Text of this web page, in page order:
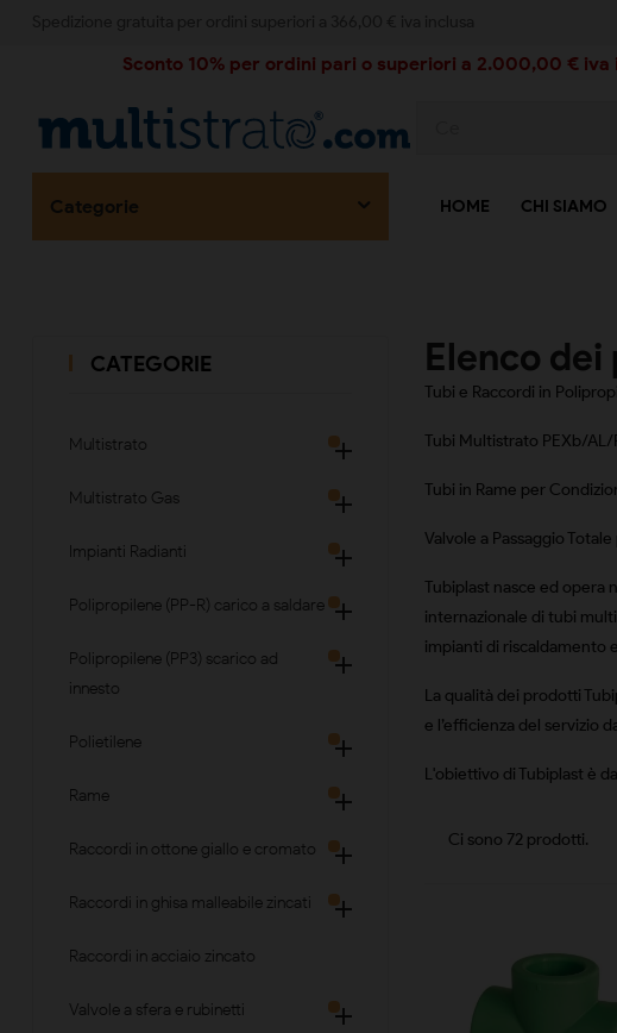
Sconto 10% per ordini pari o superiori a 2.000,00 €
Categorie HOME CHI SIAMO
CATEGORIE
Multistrato 
Multistrato Gas 
Impianti Radianti 
Polipropilene (PP-R) carico a saldare 
Polipropilene (PP3) scarico ad
innesto

Polietilene 
Rame 
Raccordi in ottone giallo e cromato 
Raccordi in ghisa malleabile zincati 
Raccordi in acciaio zincato
Valvole a sfera e rubinetti 
Elenco
Tubi e Raccordi in
Tubi Multistrato PEXb/
Tubi in Rame per
Valvole a Passaggio
Tubiplast nasce ed opera
internazionale di tubi
impianti di riscaldamento
La qualità dei prodotti
e l’efficienza del servizio
L'obiettivo di Tubiplast è
Ci sono 72 prodotti.